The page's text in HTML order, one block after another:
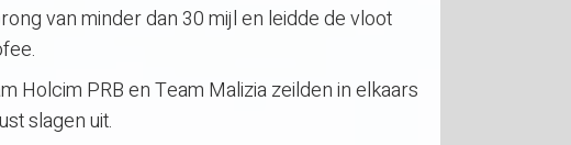
van minder dan 30 mijl en leidde de vloot
Holcim PRB en Team Malizia zeilden in elkaars
slagen uit.